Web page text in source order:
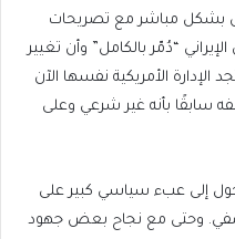
بشكل مباشر مع تصريحات
“دُمّر بالكامل” وأن تغيير
الأمريكية نفسها الآن
سابقًا بأنه غير شرعي وعلى
إلى عبء سياسي كبير على
وحتى مع نجاح بعض جهود